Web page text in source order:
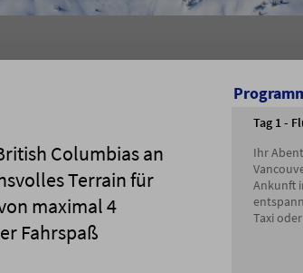
Columbias an
Terrain für
maximal 4
Fahrspaß
Tag 1 -
Ihr
Ankunft
Taxi